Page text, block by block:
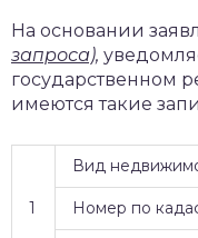
На основании
запроса),
государственном
имеются такие
1
Вид
Номер по